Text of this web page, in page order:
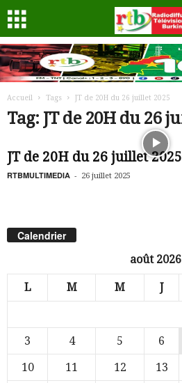
Accueil Tags JT de 20H du 26 juillet 2025
Tag: JT de 20H du 26
JT de 20H du 26 juillet 2025
RTBMULTIMEDIA - 26 juillet 2025
Calendrier
août 2026
L M M J
3
4 5 6
10
11 12 13